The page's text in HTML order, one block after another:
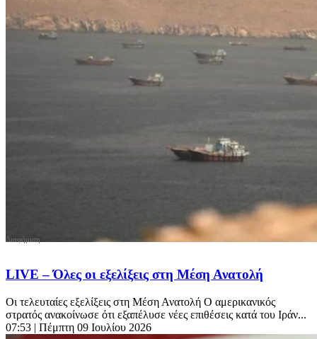
LIVE – Όλες οι εξελίξεις στη Μέση Ανατολή
Οι τελευταίες εξελίξεις στη Μέση Ανατολή Ο αμερικανικός
στρατός ανακοίνωσε ότι εξαπέλυσε νέες επιθέσεις κατά του Ιράν...
07:53 | Πέμπτη 09 Ιουλίου 2026